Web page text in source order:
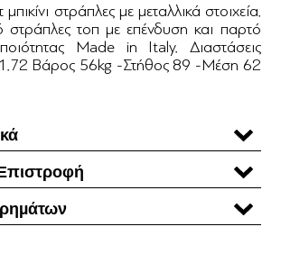
στράπλες με μεταλλικά στοιχεία.
στράπλες τοπ με επένδυση και παρτό
Made in Italy. Διαστάσεις
Βάρος 56kg -Στήθος 89 -Μέση 62